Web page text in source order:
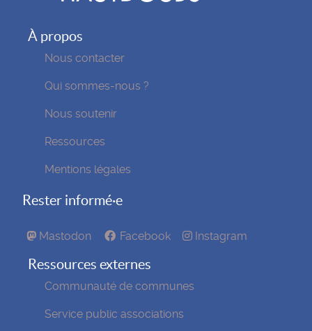
À propos
Nous contacter
Qui sommes-nous ?
Nous soutenir
Ressources
Mentions légales
Rester informé·e
Mastodon Facebook Instagram
Ressources externes
Communauté de communes
Service public associations